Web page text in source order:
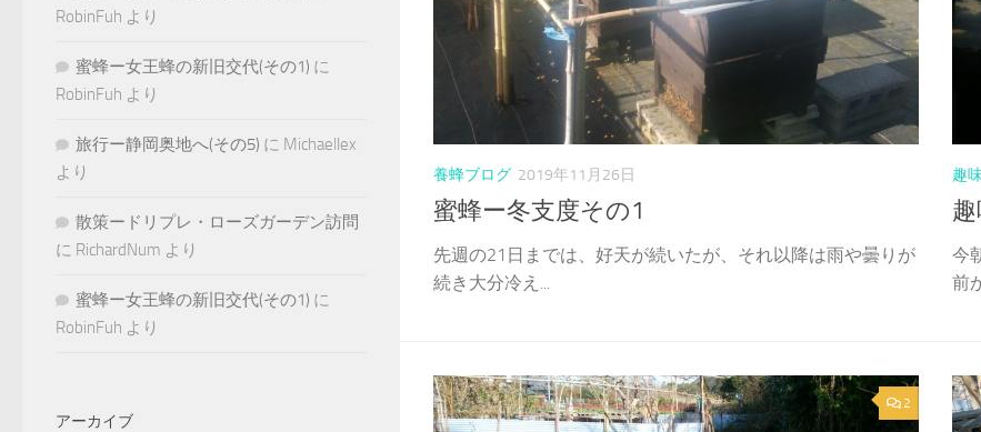
養蜂ブログ 2019年11月26日
蜜蜂ー冬支度その1
先週の21日までは、好天が続いたが、それ以降は雨や曇りが
続き大分冷え...
趣
今
前
2
RobinFuh より
蜜蜂ー女王蜂の新旧交代(その1) に
RobinFuh より
旅行ー静岡奥地へ(その5) に Michaellex
より
散策ードリプレ・ローズガーデン訪問
に RichardNum より
蜜蜂ー女王蜂の新旧交代(その1) に
RobinFuh より
アーカイブ